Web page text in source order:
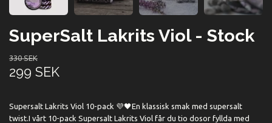
SuperSalt Lakrits Viol - Stock
330 SEK
299 SEK
Supersalt Lakrits Viol 10-pack 💜🖤En klassisk smak med supersalt
twist.I vårt 10-pack Supersalt Lakrits Viol får du tio dosor fyllda med